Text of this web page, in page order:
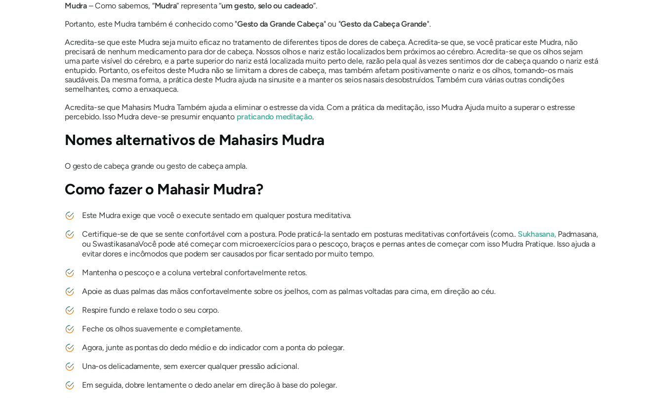
Mudra– Como sabemos, “Mudra” representa “um gesto, selo ou cadeado”.
Portanto, este Mudra também é conhecido como "Gesto da Grande Cabeça" ou "Gesto da Cabeça Grande".
Acredita-se que este Mudraseja muito eficaz no tratamento de diferentes tipos de dores de cabeça. Acredita-se que, se você praticar este Mudra, não
precisará de nenhum medicamento para dor de cabeça. Nossos olhos e nariz estão localizados bem próximos ao cérebro. Acredita-se que os olhos sejam
uma parte visível do cérebro, e a parte superior do nariz está localizada muito perto dele, razão pela qual às vezes sentimos dor de cabeça quando o nariz está
entupido. Portanto, os efeitos deste Mudranão se limitam a dores de cabeça, mas também afetam positivamente o nariz e os olhos, tornando-os mais
saudáveis. Da mesma forma, a prática deste Mudraajuda na sinusite e a manter os seios nasais desobstruídos. Também cura várias outras condições
semelhantes, como a enxaqueca.
Acredita-se que Mahasirs MudraTambém ajuda a eliminar o estresse da vida. Com a prática da meditação, isso MudraAjuda muito a superar o estresse
percebido. Isso Mudradeve-se presumir enquanto praticando meditação.
Nomes alternativos de Mahasirs Mudra
O gesto de cabeça grande ou gesto de cabeça ampla.
Como fazero Mahasir Mudra?
Este Mudraexige que você o execute sentado em qualquer postura meditativa.
Certifique-se de que se sente confortável com a postura. Pode praticá-la sentado em posturas meditativas confortáveis ​​(como.. Sukhasana, Padmasana,
ou SwastikasanaVocê pode até começar com microexercícios para o pescoço, braços e pernas antes de começar com isso Mudra Pratique. Isso ajuda a
evitar dores e incômodos que podem ser causados ​​por ficar sentado por muito tempo.
Mantenha o pescoço e a coluna vertebral confortavelmente retos.
Apoie as duas palmas das mãos confortavelmente sobre os joelhos, com as palmas voltadas para cima, em direção ao céu.
Respire fundo e relaxe todo o seu corpo.
Feche os olhos suavemente e completamente.
Agora, junte as pontas do dedo médio e do indicador com a ponta do polegar.
Una-os delicadamente, sem exercer qualquer pressão adicional.
Em seguida, dobre lentamente o dedo anelar em direção à base do polegar.